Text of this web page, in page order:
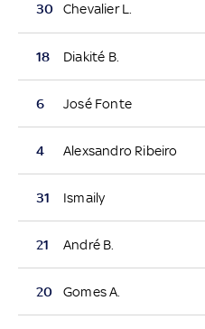
30 Chevalier L.
18 Diakité B.
6 José Fonte
4 Alexsandro Ribeiro
31 Ismaily
21 André B.
20 Gomes A.